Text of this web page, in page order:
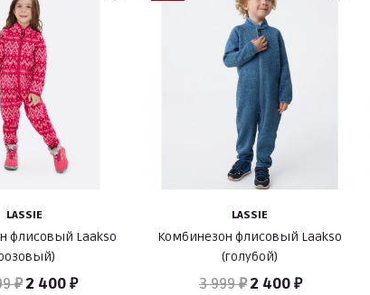
LASSIE
флисовый Laakso
₽ 2 400 ₽
LASSIE
Комбинезон флисовый Laakso
(голубой)
3 999 ₽2 400 ₽